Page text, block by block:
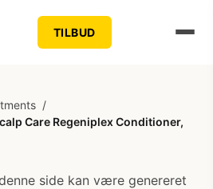
TILBUD
/
Care Regeniplex Conditioner,
side kan være genereret